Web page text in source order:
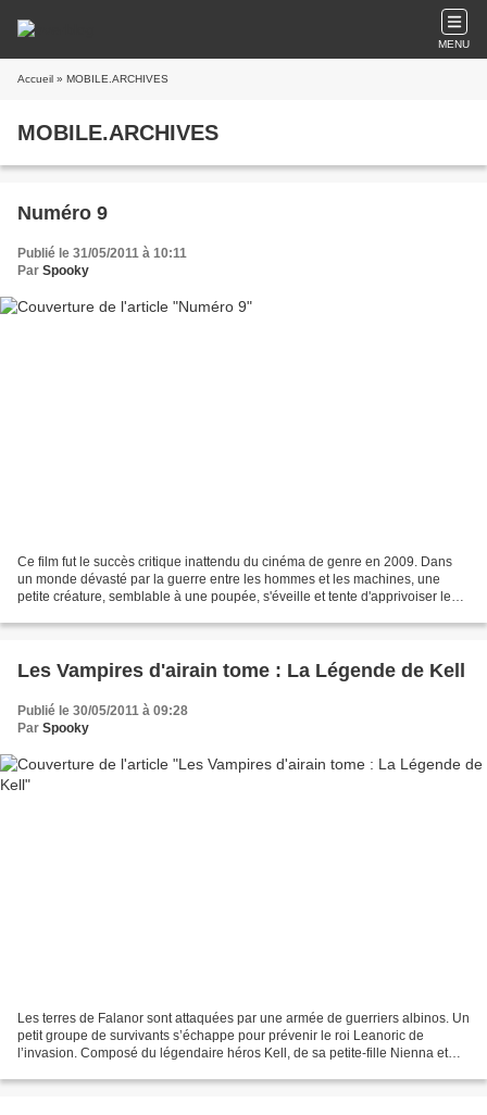
MENU
Accueil » MOBILE.ARCHIVES
MOBILE.ARCHIVES
Numéro 9
Publié le 31/05/2011 à 10:11
Par Spooky
Ce film fut le succès critique inattendu du cinéma de genre en 2009. Dans
un monde dévasté par la guerre entre les hommes et les machines, une
petite créature, semblable à une poupée, s'éveille et tente d'apprivoiser le
Les Vampires d'airain tome : La Légende de Kell
Publié le 30/05/2011 à 09:28
Par Spooky
Les terres de Falanor sont attaquées par une armée de guerriers albinos. Un
petit groupe de survivants s’échappe pour prévenir le roi Leanoric de
l’invasion. Composé du légendaire héros Kell, de sa petite-fille Nienna et